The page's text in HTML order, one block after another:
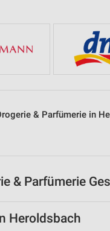
& Parfümerie in
& Parfümerie
Heroldsbach